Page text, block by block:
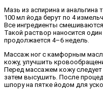
Мазь из аспирина и
100 мл йода берут по 4
Все ингредиенты
Такой раствор наносится
продолжается 4–6 недель.
Массаж ног с камфорным
кожу, улучшить
Перед массажем кожу следует
затем высушить. После
шпору на пятке йодом для